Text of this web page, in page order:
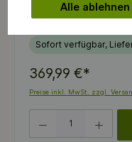
Sofort verfügbar,
369,99 €*
Preise inkl. MwSt. zzgl.
Alle ablehnen